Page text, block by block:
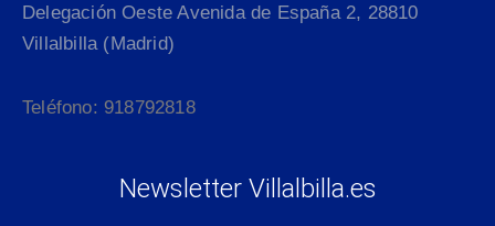
Delegación Oeste Avenida de España 2, 28810
Villalbilla (Madrid)
Teléfono: 918792818
Newsletter Villalbilla.es